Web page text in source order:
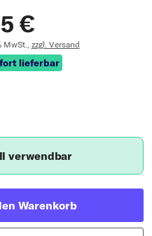
€
MwSt., zzgl. Versand
lieferbar
verwendbar
Warenkorb